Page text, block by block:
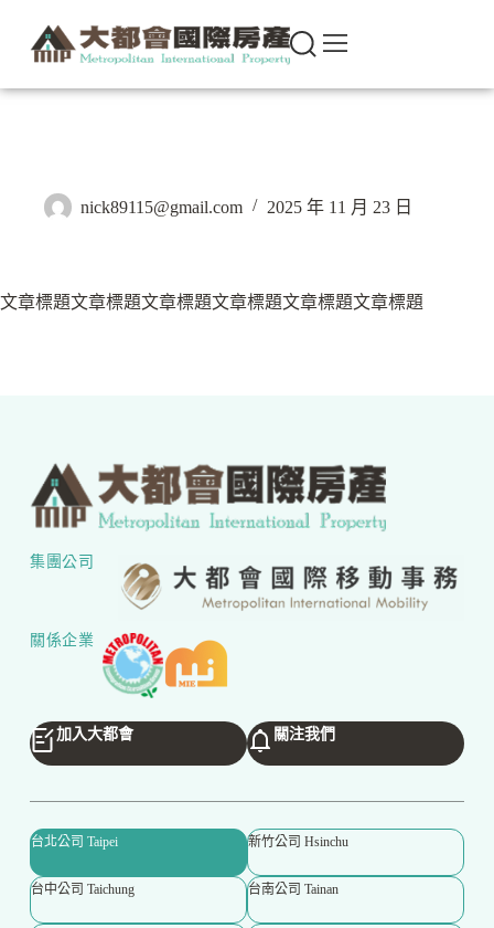
nick89115@gmail.com 2025 年 11 月 23 日
文章標題文章標題文章標題文章標題文章標題文章標題
集團公司
關係企業
加入大都會 關注我們
台北公司 Taipei 新竹公司 Hsinchu
台中公司 Taichung 台南公司 Tainan